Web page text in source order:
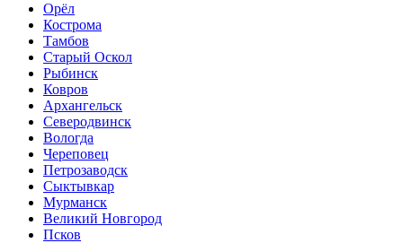
Орёл
Кострома
Тамбов
Старый Оскол
Рыбинск
Ковров
Архангельск
Северодвинск
Вологда
Череповец
Петрозаводск
Сыктывкар
Мурманск
Великий Новгород
Псков